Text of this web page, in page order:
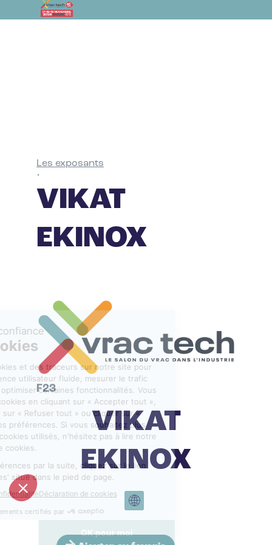
Les exposants
•
VIKAT
EKINOX
F23
VIKAT
EKINOX